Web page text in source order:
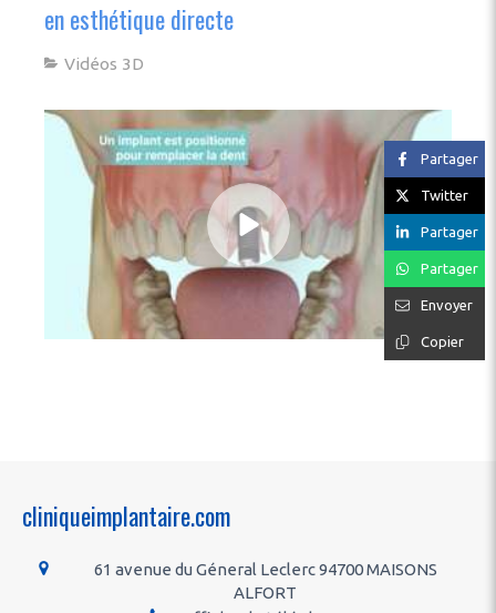
en esthétique directe
Vidéos 3D
Partager
Twitter
Partager
Partager
Envoyer
Copier
cliniqueimplantaire.com
61 avenue du Géneral Leclerc 94700 MAISONS
ALFORT